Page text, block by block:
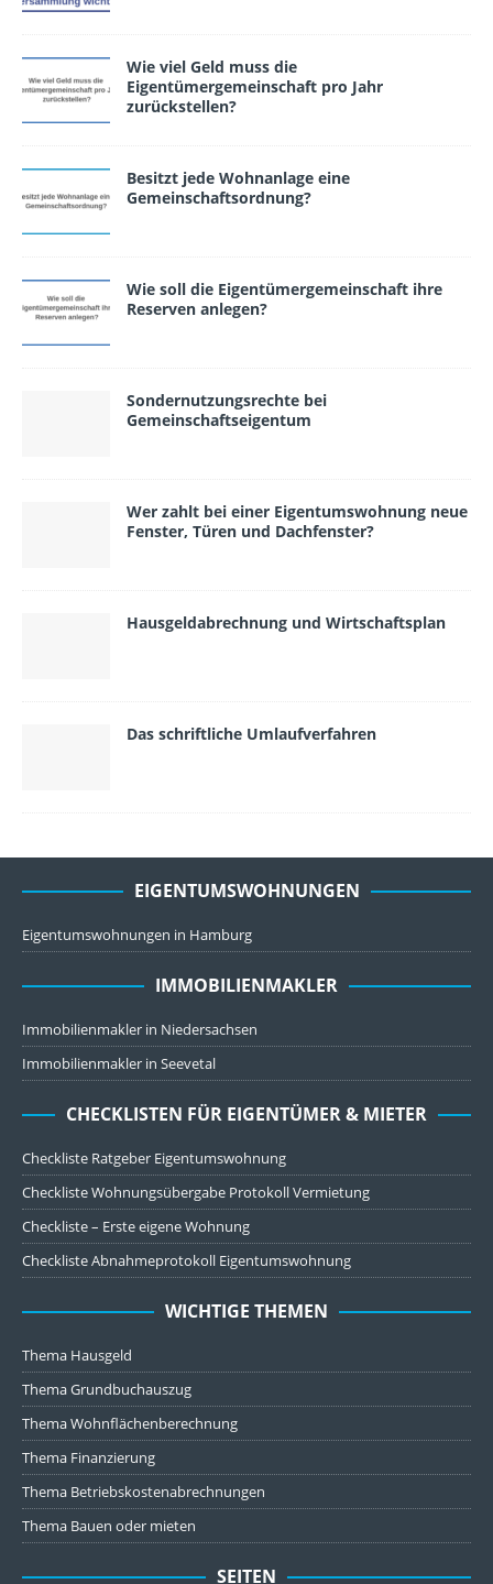
Wie viel Geld muss die
Eigentümergemeinschaft pro Jahr
zurückstellen?
Besitzt jede Wohnanlage eine
Gemeinschafts­ordnung?
Wie soll die Eigentümergemeinschaft ihre
Reserven anlegen?
Sondernutzungsrechte bei
Gemeinschaftseigentum
Wer zahlt bei einer Eigentumswohnung neue
Fenster, Türen und Dachfenster?
Hausgeldabrechnung und Wirtschaftsplan
Das schriftliche Umlaufverfahren
EIGENTUMSWOHNUNGEN
Eigentumswohnungen in Hamburg
IMMOBILIENMAKLER
Immobilienmakler in Niedersachsen
Immobilienmakler in Seevetal
CHECKLISTEN FÜR EIGENTÜMER & MIETER
Checkliste Ratgeber Eigentumswohnung
Checkliste Wohnungsübergabe Protokoll Vermietung
Checkliste – Erste eigene Wohnung
Checkliste Abnahmeprotokoll Eigentumswohnung
WICHTIGE THEMEN
Thema Hausgeld
Thema Grundbuchauszug
Thema Wohnflächenberechnung
Thema Finanzierung
Thema Betriebskostenabrechnungen
Thema Bauen oder mieten
SEITEN